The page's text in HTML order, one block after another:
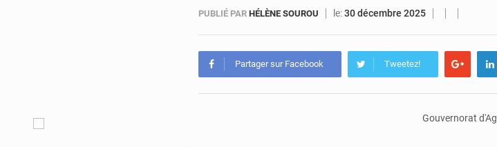
PUBLIÉ PAR HÉLÈNE SOUROU le:30 décembre 2025
Partager sur Facebook Tweetez!